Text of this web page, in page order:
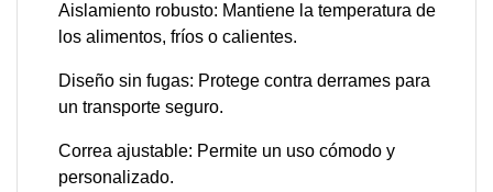
Aislamiento robusto: Mantiene la temperatura de
los alimentos, fríos o calientes.
Diseño sin fugas: Protege contra derrames para
un transporte seguro.
Correa ajustable: Permite un uso cómodo y
personalizado.